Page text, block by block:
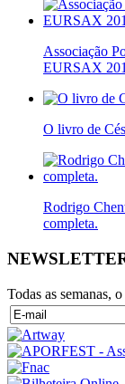
Associação
EURSAX
O livro de
Rodrigo
completa.
Todas as semanas,